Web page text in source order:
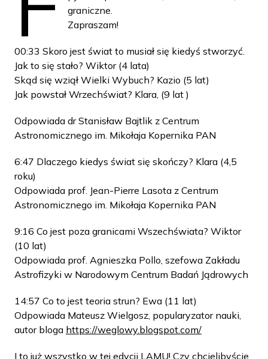
graniczne.
Zapraszam!
00:33 Skoro jest świat to musiał się kiedyś stworzyć.
Jak to się stało? Wiktor (4 lata)
Skąd się wziął Wielki Wybuch? Kazio (5 lat)
Jak powstał Wrzechświat? Klara, (9 lat )
Odpowiada dr Stanisław Bajtlik z Centrum
Astronomicznego im. Mikołaja Kopernika PAN
6:47 Dlaczego kiedys świat się skończy? Klara (4,5
roku)
Odpowiada prof. Jean-Pierre Lasota z Centrum
Astronomicznego im. Mikołaja Kopernika PAN
9:16 Co jest poza granicami Wszechświata? Wiktor
(10 lat)
Odpowiada prof. Agnieszka Pollo, szefowa Zakładu
Astrofizyki w Narodowym Centrum Badań Jądrowych
14:57 Co to jest teoria strun? Ewa (11 lat)
Odpowiada Mateusz Wielgosz, popularyzator nauki,
autor bloga https://weglowy.blogspot.com/
I to już wszystko w tej edycji LAMU! Czy chcielibyście